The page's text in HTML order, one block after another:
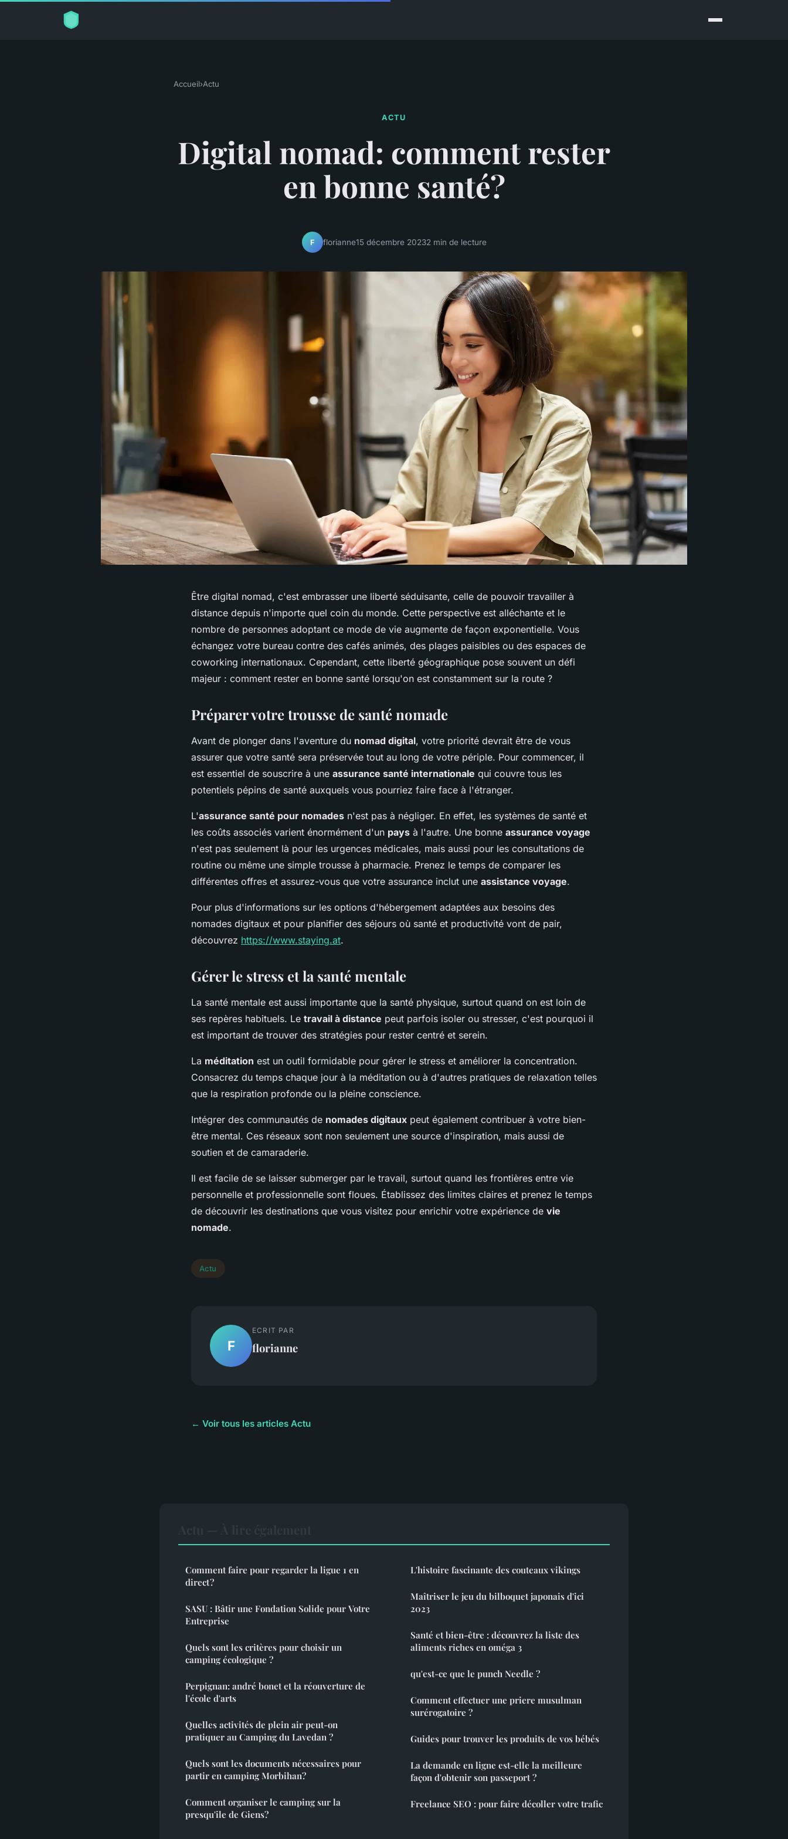
Accueil›Actu
ACTU
Digital nomad: comment rester
en bonne santé?
F florianne15 décembre 20232 min de lecture
Être digital nomad, c'est embrasser une liberté séduisante, celle de pouvoir travailler à
distance depuis n'importe quel coin du monde. Cette perspective est alléchante et le
nombre de personnes adoptant ce mode de vie augmente de façon exponentielle. Vous
échangez votre bureau contre des cafés animés, des plages paisibles ou des espaces de
coworking internationaux. Cependant, cette liberté géographique pose souvent un défi
majeur : comment rester en bonne santé lorsqu'on est constamment sur la route ?
Préparer votre trousse de santé nomade
Avant de plonger dans l'aventure du nomad digital, votre priorité devrait être de vous
assurer que votre santé sera préservée tout au long de votre périple. Pour commencer, il
est essentiel de souscrire à une assurance santé internationale qui couvre tous les
potentiels pépins de santé auxquels vous pourriez faire face à l'étranger.
L'assurance santé pour nomades n'est pas à négliger. En effet, les systèmes de santé et
les coûts associés varient énormément d'un pays à l'autre. Une bonne assurance voyage
n'est pas seulement là pour les urgences médicales, mais aussi pour les consultations de
routine ou même une simple trousse à pharmacie. Prenez le temps de comparer les
différentes offres et assurez-vous que votre assurance inclut une assistance voyage.
Pour plus d'informations sur les options d'hébergement adaptées aux besoins des
nomades digitaux et pour planifier des séjours où santé et productivité vont de pair,
découvrez https://www.staying.at.
Gérer le stress et la santé mentale
La santé mentale est aussi importante que la santé physique, surtout quand on est loin de
ses repères habituels. Le travail à distance peut parfois isoler ou stresser, c'est pourquoi il
est important de trouver des stratégies pour rester centré et serein.
La méditation est un outil formidable pour gérer le stress et améliorer la concentration.
Consacrez du temps chaque jour à la méditation ou à d'autres pratiques de relaxation telles
que la respiration profonde ou la pleine conscience.
Intégrer des communautés de nomades digitaux peut également contribuer à votre bien-
être mental. Ces réseaux sont non seulement une source d'inspiration, mais aussi de
soutien et de camaraderie.
Il est facile de se laisser submerger par le travail, surtout quand les frontières entre vie
personnelle et professionnelle sont floues. Établissez des limites claires et prenez le temps
de découvrir les destinations que vous visitez pour enrichir votre expérience de vie
nomade.
Actu
F
ECRIT PAR
florianne
← Voir tous les articles Actu
Comment faire pour regarder la ligue 1 en
direct ?
SASU : Bâtir une Fondation Solide pour Votre
Entreprise
Quels sont les critères pour choisir un
camping écologique ?
Perpignan: andré bonet et la réouverture de
l'école d'arts
Quelles activités de plein air peut-on
pratiquer au Camping du Lavedan ?
Quels sont les documents nécessaires pour
partir en camping Morbihan?
Comment organiser le camping sur la
presqu'ile de Giens?
L'histoire fascinante des couteaux vikings
Maîtriser le jeu du bilboquet japonais d'ici
2023
Santé et bien-être : découvrez la liste des
aliments riches en oméga 3
qu'est-ce que le punch Needle ?
Comment effectuer une priere musulman
surérogatoire ?
Guides pour trouver les produits de vos bébés
La demande en ligne est-elle la meilleure
façon d'obtenir son passeport ?
Freelance SEO : pour faire décoller votre trafic